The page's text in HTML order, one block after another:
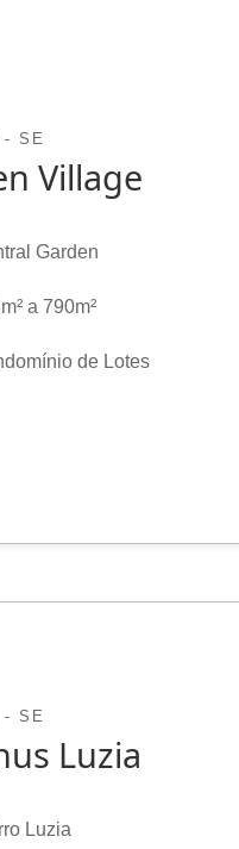
- SE
Village
Garden
a 790m²
de Lotes
- SE
Luzia
Luzia